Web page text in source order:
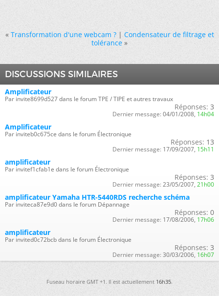
« Transformation d'une webcam ?|Condensateur de filtrage et
tolérance »
DISCUSSIONS SIMILAIRES
Amplificateur
Par invite8699d527 dans le forum TPE / TIPE et autres travaux
Réponses: 3
Dernier message: 04/01/2008, 14h04
Amplificateur
Par inviteb0c675ce dans le forum Électronique
Réponses: 13
Dernier message: 17/09/2007, 15h11
amplificateur
Par invitef1cfab1e dans le forum Électronique
Réponses: 3
Dernier message: 23/05/2007, 21h00
amplificateur Yamaha HTR-5440RDS recherche schéma
Par inviteca87e9d0 dans le forum Dépannage
Réponses: 0
Dernier message: 17/08/2006, 17h06
amplificateur
Par invited0c72bcb dans le forum Électronique
Réponses: 3
Dernier message: 30/03/2006, 16h07
Fuseau horaire GMT +1. Il est actuellement16h35.